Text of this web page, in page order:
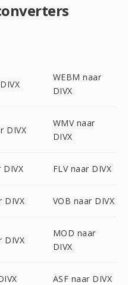
WEBM naar
DIVX
DIVX
WMV naar
DIVX
DIVX FLV naar DIVX
DIVX VOB naar DIVX
DIVX
MOD naar
DIVX
ASF naar DIVX